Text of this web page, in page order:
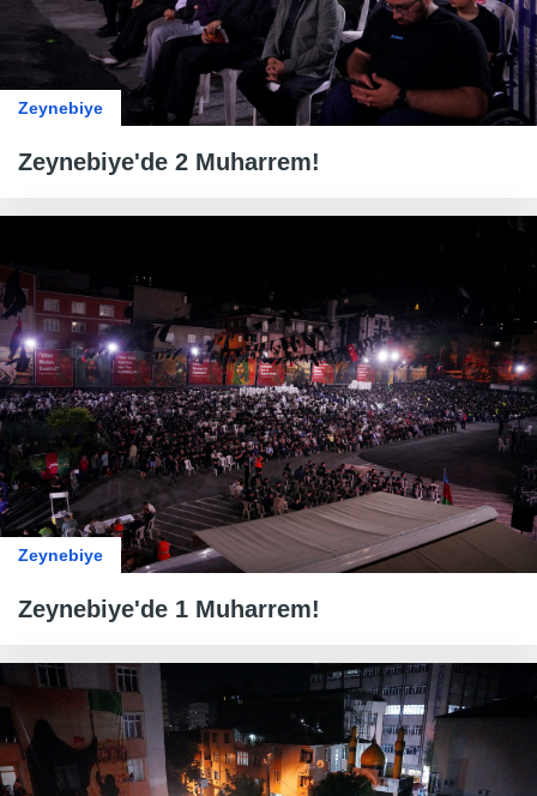
Zeynebiye
Zeynebiye'de 2 Muharrem!
Zeynebiye
Zeynebiye'de 1 Muharrem!